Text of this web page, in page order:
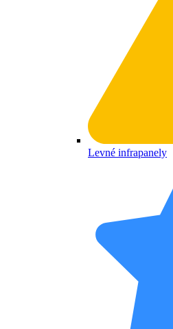
Levné infrapanely